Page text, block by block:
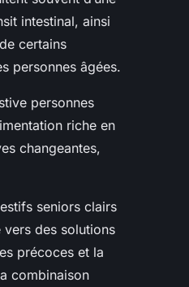
intestinal, ainsi
certains
personnes âgées.
personnes
riche en
changeantes,
seniors clairs
des solutions
précoces et la
combinaison